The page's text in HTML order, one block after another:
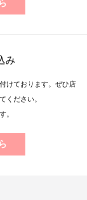
み
けております。ぜひ店
ください。
。